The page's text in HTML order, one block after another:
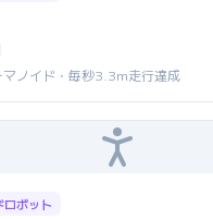
ノイド・毎秒3.3m走行達成
ロボット